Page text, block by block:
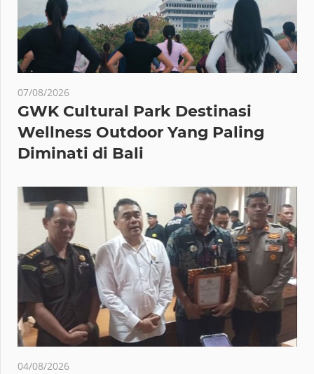
07/08/2026
GWK Cultural Park Destinasi
Wellness Outdoor Yang Paling
Diminati di Bali
04/08/2026